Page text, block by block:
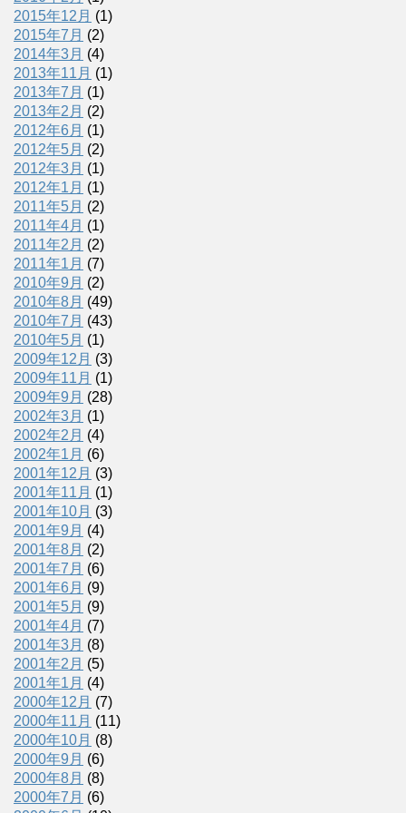
2015年12月 (1)
2015年7月 (2)
2014年3月 (4)
2013年11月 (1)
2013年7月 (1)
2013年2月 (2)
2012年6月 (1)
2012年5月 (2)
2012年3月 (1)
2012年1月 (1)
2011年5月 (2)
2011年4月 (1)
2011年2月 (2)
2011年1月 (7)
2010年9月 (2)
2010年8月 (49)
2010年7月 (43)
2010年5月 (1)
2009年12月 (3)
2009年11月 (1)
2009年9月 (28)
2002年3月 (1)
2002年2月 (4)
2002年1月 (6)
2001年12月 (3)
2001年11月 (1)
2001年10月 (3)
2001年9月 (4)
2001年8月 (2)
2001年7月 (6)
2001年6月 (9)
2001年5月 (9)
2001年4月 (7)
2001年3月 (8)
2001年2月 (5)
2001年1月 (4)
2000年12月 (7)
2000年11月 (11)
2000年10月 (8)
2000年9月 (6)
2000年8月 (8)
2000年7月 (6)